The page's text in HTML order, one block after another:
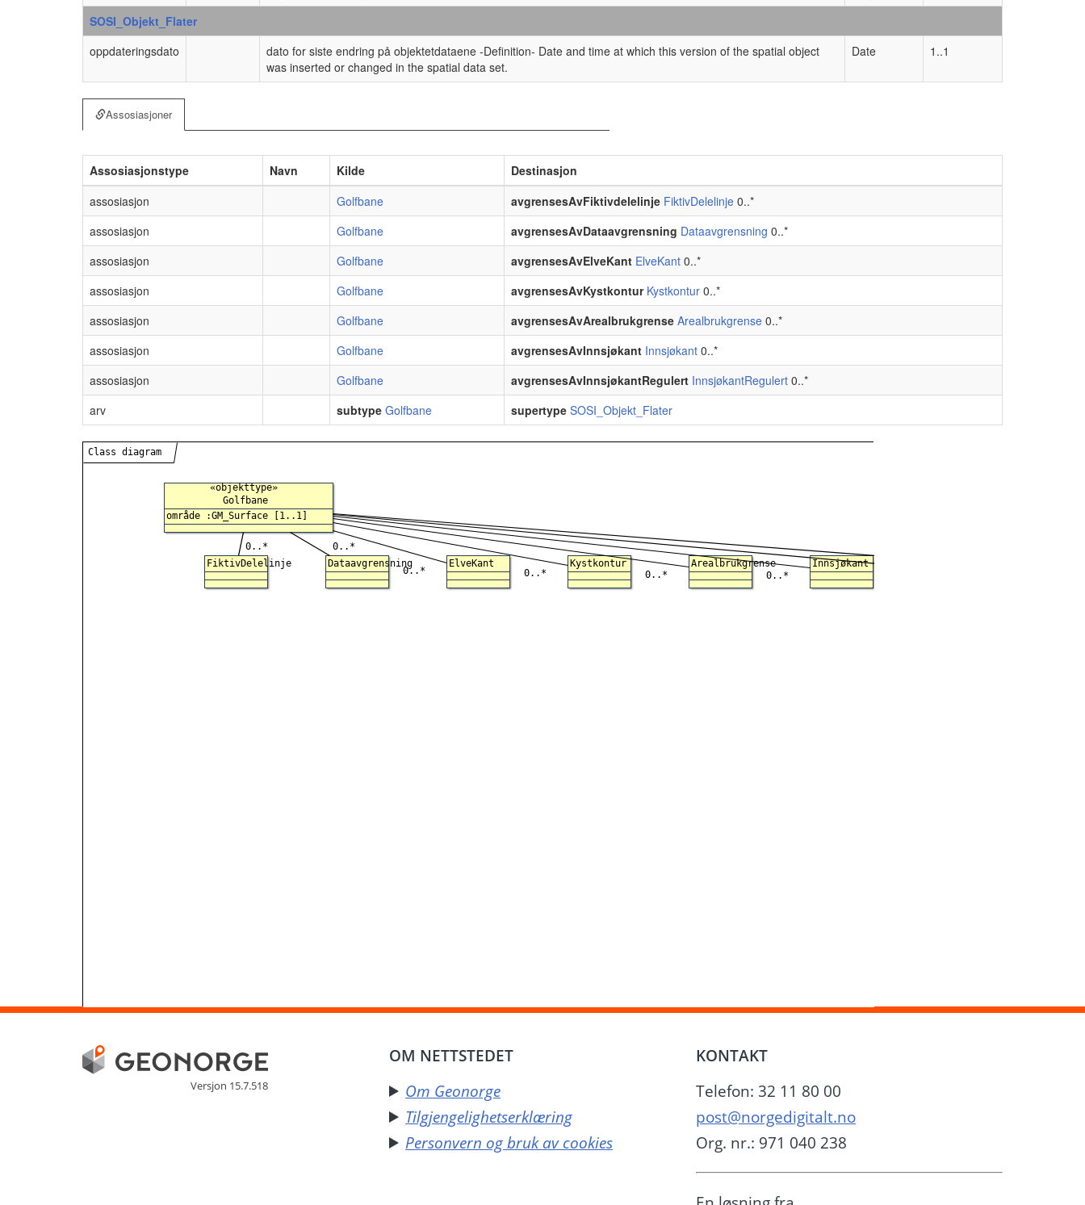
SOSI_Objekt_Flater
oppdateringsdato
dato for siste endring på objektetdataene -Definition- Date and time at which this version of the spatial object
was inserted or changed in the spatial data set.
Date 1..1
Assosiasjoner
Assosiasjonstype Navn Kilde
Destinasjon
assosiasjon
Golfbane avgrensesAvFiktivdelelinje FiktivDelelinje 0..*
assosiasjon
Golfbane avgrensesAvDataavgrensning Dataavgrensning 0..*
assosiasjon
Golfbane avgrensesAvElveKant ElveKant 0..*
assosiasjon
Golfbane avgrensesAvKystkontur Kystkontur 0..*
assosiasjon
Golfbane avgrensesAvArealbrukgrense Arealbrukgrense 0..*
assosiasjon
Golfbane avgrensesAvInnsjøkant Innsjøkant 0..*
assosiasjon
Golfbane avgrensesAvInnsjøkantRegulert InnsjøkantRegulert 0..*
arv
subtype Golfbane supertype SOSI_Objekt_Flater